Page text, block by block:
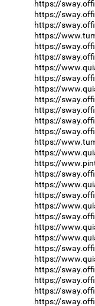
https://
https://
https://
https://
https://
https://
https://
https://
https://
https://
https://
https://
https://
https://
https://
https://
https://
https://
https://
https://
https://
https://
https://
https://
https://
https://
https://
https://
https://